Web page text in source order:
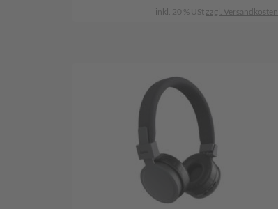
inkl. 20 % USt zzgl. Versandkosten